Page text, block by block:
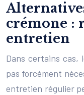
crémone :
entretien
Dans certains cas,
pas forcément
entretien régulier